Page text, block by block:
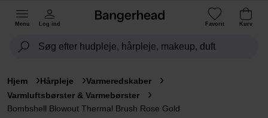
Menu Log ind Favorit Kurv
Hjem Hårpleje
Varmeredskaber
Varmluftsbørster & Varmebørster
Bombshell Blowout Thermal Brush Rose Gold